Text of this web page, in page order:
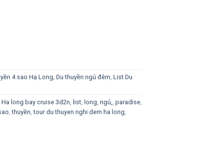
4 sao Hạ Long, Du thuyền ngủ đêm, List Du
Ha long bay cruise 3d2n, list, long, ngủ,, paradise,
,thuyền,tour du thuyen nghi dem ha long,